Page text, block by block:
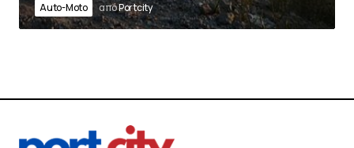
Auto-Moto απόPortcity